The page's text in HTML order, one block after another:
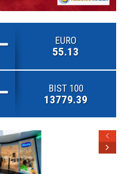
EURO
55.13
BIST 100
13779.39